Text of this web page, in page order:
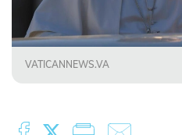
VATICANNEWS.VA